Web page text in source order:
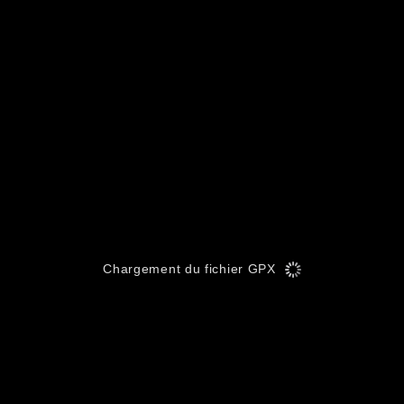
Chargement du fichier GPX